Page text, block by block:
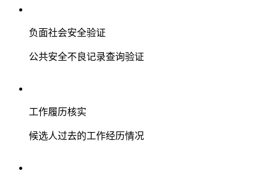
负面社会安全验证
公共安全不良记录查询验证
工作履历核实
候选人过去的工作经历情况